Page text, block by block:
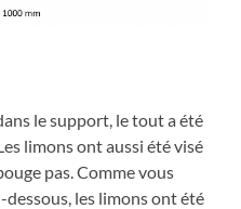
le support, le tout a été
limons ont aussi été visé
pas. Comme vous
dessous, les limons ont été